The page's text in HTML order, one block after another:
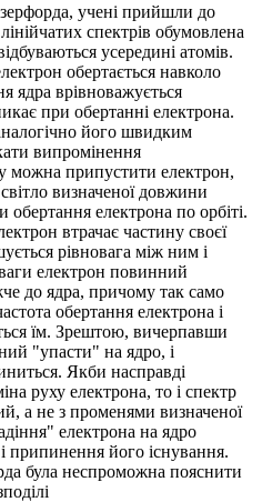
учені прийшли до
спектрів обумовлена
усередині атомів.
обертається навколо
ядра врівноважується
при обертанні електрона.
його швидким
випромінення
можна припустити електрон,
визначеної довжини
обертання електрона по орбіті.
втрачає частину своєї
рівновага між ним і
електрон повинний
до ядра, причому так само
обертання електрона і
їм. Зрештою, вичерпавши
"упасти" на ядро, і
Якби насправді
руху електрона, то і спектр
а не з променями визначеної
електрона на ядро
припинення його існування.
була неспроможна пояснити